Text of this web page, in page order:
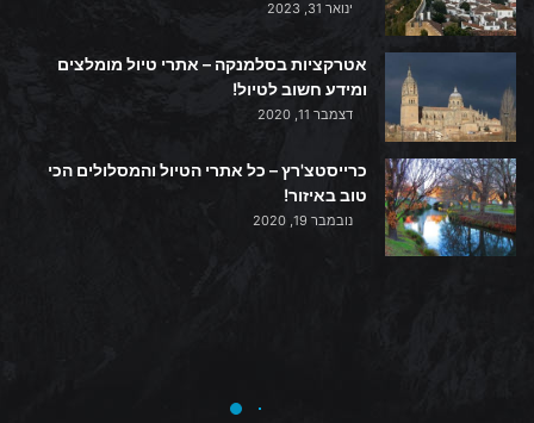
ינואר 31, 2023
אטרקציות בסלמנקה – אתרי טיול מומלצים
ומידע חשוב לטיול!
דצמבר 11, 2020
כרייסטצ'רץ – כל אתרי הטיול והמסלולים הכי
טוב באיזור!
נובמבר 19, 2020